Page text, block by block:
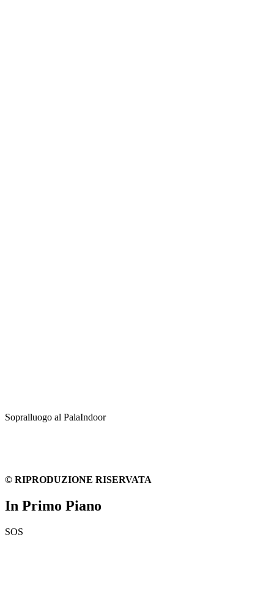
Sopralluogo al PalaIndoor
© RIPRODUZIONE RISERVATA
In Primo Piano
SOS